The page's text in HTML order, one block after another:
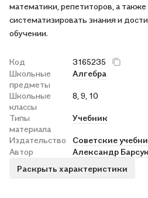
математики, репетиторов, а также
систематизировать знания и
обучении.
Код
3165235
Школьные
предметы
Алгебра
Школьные
классы
8, 9, 10
Типы
материала
Учебник
Издательство
Советские
Автор
Александр
Раскрыть характеристики